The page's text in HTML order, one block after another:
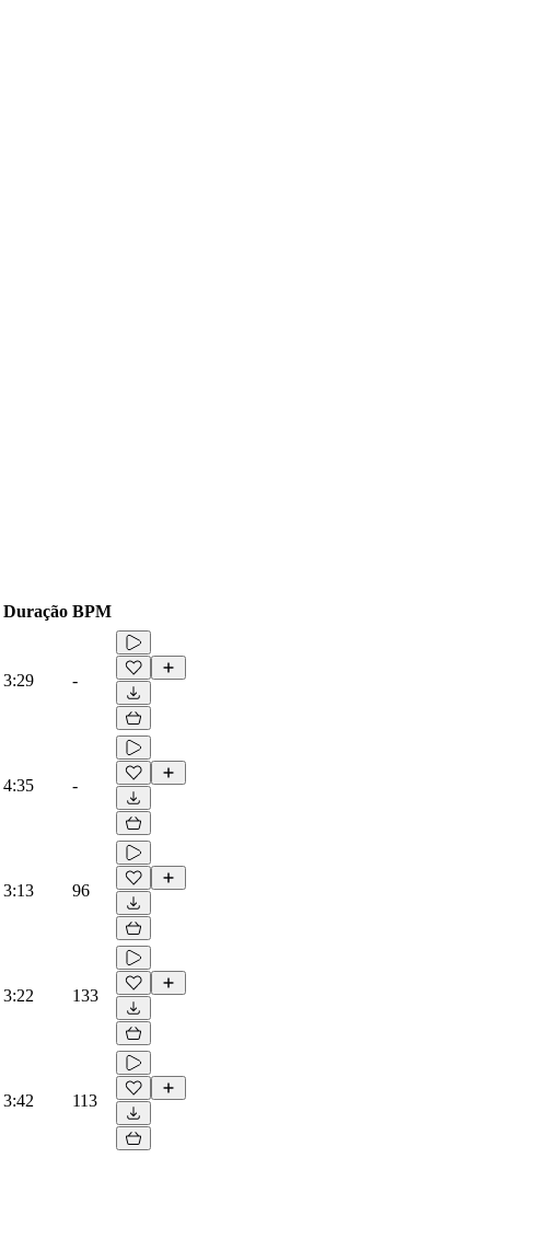
Duração BPM
3:29 -
4:35 -
3:13 96
3:22 133
3:42 113